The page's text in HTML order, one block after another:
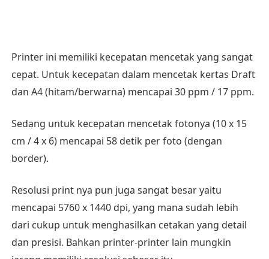
Printer ini memiliki kecepatan mencetak yang sangat
cepat. Untuk kecepatan dalam mencetak kertas Draft
dan A4 (hitam/berwarna) mencapai 30 ppm / 17 ppm.
Sedang untuk kecepatan mencetak fotonya (10 x 15
cm / 4 x 6) mencapai 58 detik per foto (dengan
border).
Resolusi print nya pun juga sangat besar yaitu
mencapai 5760 x 1440 dpi, yang mana sudah lebih
dari cukup untuk menghasilkan cetakan yang detail
dan presisi. Bahkan printer-printer lain mungkin